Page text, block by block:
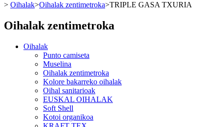
> Oihalak>Oihalak zentimetroka>TRIPLE GASA TXURIA
Oihalak zentimetroka
Oihalak
Punto camiseta
Muselina
Oihalak zentimetroka
Kolore bakarreko oihalak
Oihal sanitarioak
EUSKAL OIHALAK
Soft Shell
Kotoi organikoa
MUSELINA MOTITAK BERDEA
0,10 €